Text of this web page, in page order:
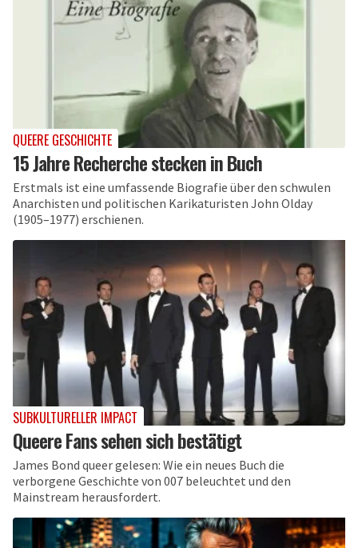
QUEERE GESCHICHTE
15 Jahre Recherche stecken in Buch
Erstmals ist eine umfassende Biografie über den schwulen
Anarchisten und politischen Karikaturisten John Olday
(1905–1977) erschienen.
SUBKULTURELLER IMPACT
Queere Fans sehen sich bestätigt
James Bond queer gelesen: Wie ein neues Buch die
verborgene Geschichte von 007 beleuchtet und den
Mainstream herausfordert.